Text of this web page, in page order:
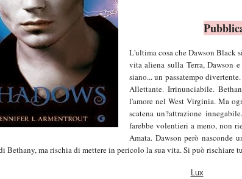
L'ultima cosa che Dawson Black
vita aliena sulla Terra, Dawson
siano... un passatempo
Allettante. Irrinunciabile.
l'amore nel West Virginia. Ma
scatena un?attrazione
farebbe volentieri a meno, non
Amata. Dawson però nasconde
Bethany, ma rischia di mettere in pericolo la sua vita. Si può rischiare
Lux